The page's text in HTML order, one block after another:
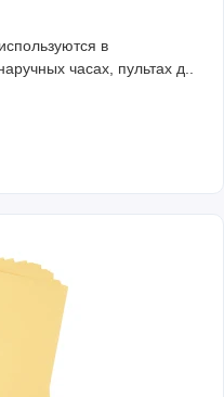
в
часах, пультах д..